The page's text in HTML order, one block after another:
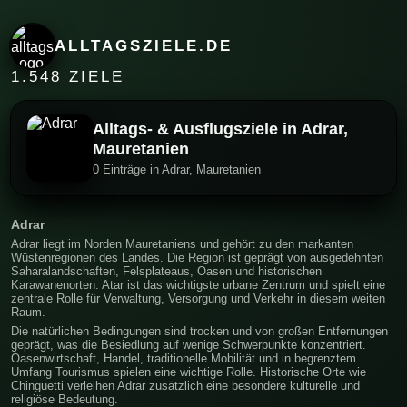
ALLTAGSZIELE.DE
1.548 ZIELE
Alltags- & Ausflugsziele in Adrar,
Mauretanien
0 Einträge in Adrar, Mauretanien
Adrar
Adrar liegt im Norden Mauretaniens und gehört zu den markanten
Wüstenregionen des Landes. Die Region ist geprägt von ausgedehnten
Saharalandschaften, Felsplateaus, Oasen und historischen
Karawanenorten. Atar ist das wichtigste urbane Zentrum und spielt eine
zentrale Rolle für Verwaltung, Versorgung und Verkehr in diesem weiten
Raum.
Die natürlichen Bedingungen sind trocken und von großen Entfernungen
geprägt, was die Besiedlung auf wenige Schwerpunkte konzentriert.
Oasenwirtschaft, Handel, traditionelle Mobilität und in begrenztem
Umfang Tourismus spielen eine wichtige Rolle. Historische Orte wie
Chinguetti verleihen Adrar zusätzlich eine besondere kulturelle und
religiöse Bedeutung.